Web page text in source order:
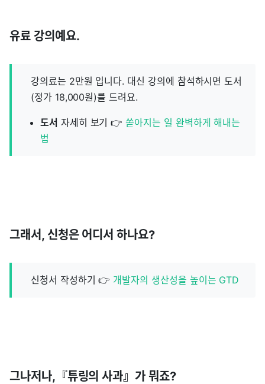
유료 강의예요.
강의료는 2만원 입니다. 대신 강의에 참석하시면 도서
(정가 18,000원)를 드려요.
도서 자세히 보기 👉쏟아지는 일 완벽하게 해내는
법
그래서, 신청은 어디서 하나요?
신청서 작성하기 👉 개발자의 생산성을 높이는 GTD
그나저나,『튜링의 사과』가 뭐죠?